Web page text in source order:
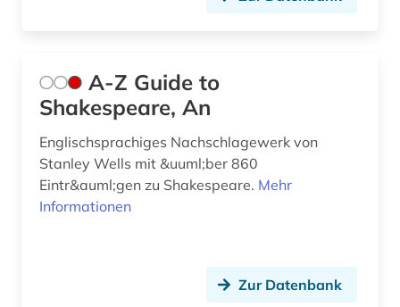
deutschland (ddr) (9)
deutschland <ddr> (1)
deutschland <sowjetische zone> (1)
A-Z Guide to
Shakespeare, An
Englischsprachiges Nachschlagewerk von
Stanley Wells mit &uuml;ber 860
Eintr&auml;gen zu Shakespeare. Mehr
Informationen
Zur Datenbank